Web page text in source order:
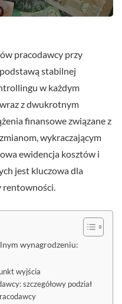
pracodawcy przy
stabilnej
w każdym
z dwukrotnym
finansowe związane z
wykraczającym
ewidencja kosztów i
jest kluczowa dla
rentowności.
wynagrodzeniu:
wyjścia
szczegółowy podział